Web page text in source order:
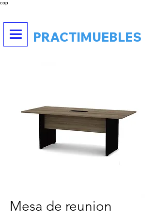
cop
PRACTIMUEBLES
Mesa de reunion